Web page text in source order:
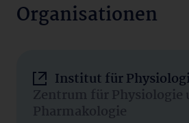
Organisationen
Institut für
Zentrum für Physiologie
Pharmakologie